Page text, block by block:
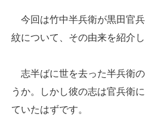
今回は竹中半兵衛が黒田官
紋について、その由来を紹介し
志半ばに世を去った半兵衛
うか。しかし彼の志は官兵衛
ていたはずです。